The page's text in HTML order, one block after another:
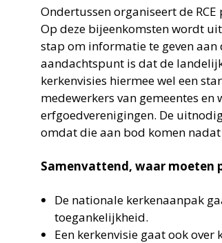
Ondertussen organiseert de
Op deze bijeenkomsten wordt
stap om informatie te geven
aandachtspunt is dat de
kerkenvisies hiermee wel een
medewerkers van gemeentes
erfgoedverenigingen. De
omdat die aan bod komen
Samenvattend, waar moeten
De nationale kerkenaanpak
toegankelijkheid.
Een kerkenvisie gaat ook